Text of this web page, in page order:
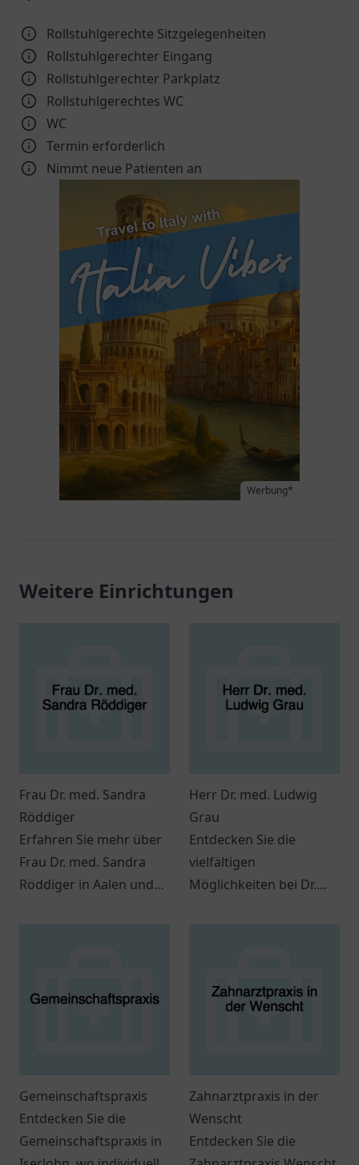
Rollstuhlgerechte Sitzgelegenheiten
Rollstuhlgerechter Eingang
Rollstuhlgerechter Parkplatz
Rollstuhlgerechtes WC
WC
Termin erforderlich
Nimmt neue Patienten an
Werbung*
Weitere Einrichtungen
Frau Dr. med. Sandra
Röddiger
Erfahren Sie mehr über
Frau Dr. med. Sandra
Röddiger in Aalen und
Herr Dr. med. Ludwig
Grau
Entdecken Sie die
vielfältigen
Möglichkeiten bei Dr.
Gemeinschaftspraxis
Entdecken Sie die
Gemeinschaftspraxis in
Zahnarztpraxis in der
Wenscht
Entdecken Sie die